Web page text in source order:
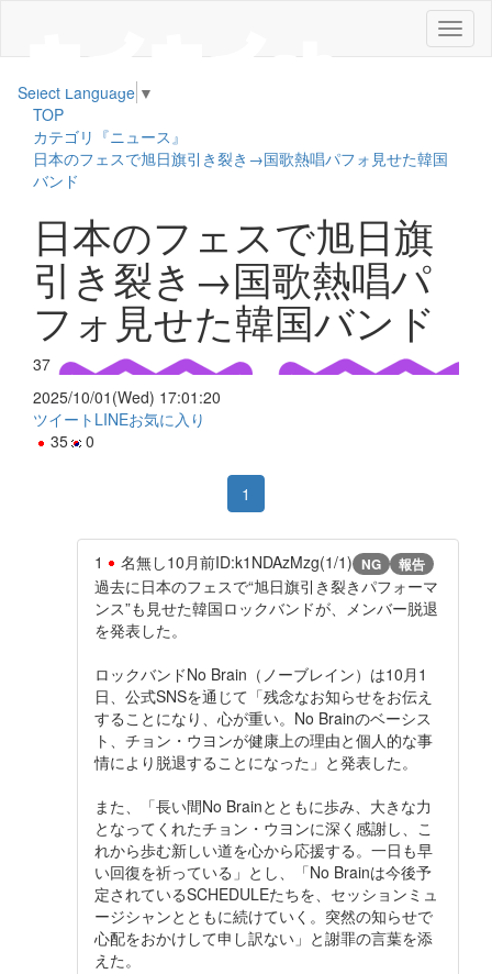
メ
ニ
Select Language ▼
TOP
カテゴリ『ニュース』
日本のフェスで旭日旗引き裂き→国歌熱唱パフォ見せた韓国
バンド
日本のフェスで旭日旗
引き裂き→国歌熱唱パ
フォ見せた韓国バンド
37
2025/10/01(Wed) 17:01:20
ツイート LINEお気に入り
35
0
1
1 名無し10月前ID:k1NDAzMzg(1/1) NG 報告
過去に日本のフェスで“旭日旗引き裂きパフォーマ
ンス”も見せた韓国ロックバンドが、メンバー脱退
を発表した。
ロックバンドNo Brain（ノーブレイン）は10月1
日、公式SNSを通じて「残念なお知らせをお伝え
することになり、心が重い。No Brainのベーシス
ト、チョン・ウヨンが健康上の理由と個人的な事
情により脱退することになった」と発表した。
また、「長い間No Brainとともに歩み、大きな力
となってくれたチョン・ウヨンに深く感謝し、こ
れから歩む新しい道を心から応援する。一日も早
い回復を祈っている」とし、「No Brainは今後予
定されているSCHEDULEたちを、セッションミュ
ージシャンとともに続けていく。突然の知らせで
心配をおかけして申し訳ない」と謝罪の言葉を添
えた。